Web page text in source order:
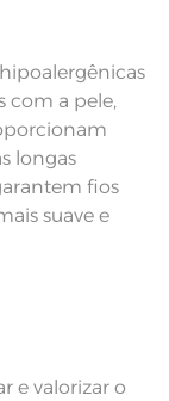
1 Sobrelençol;
1,40m x 1,90m x
2,20m x 2,60m;
x 70cm
Consultar a cor
e sabão;
com a pele,
longas
fios
suave e
e valorizar o